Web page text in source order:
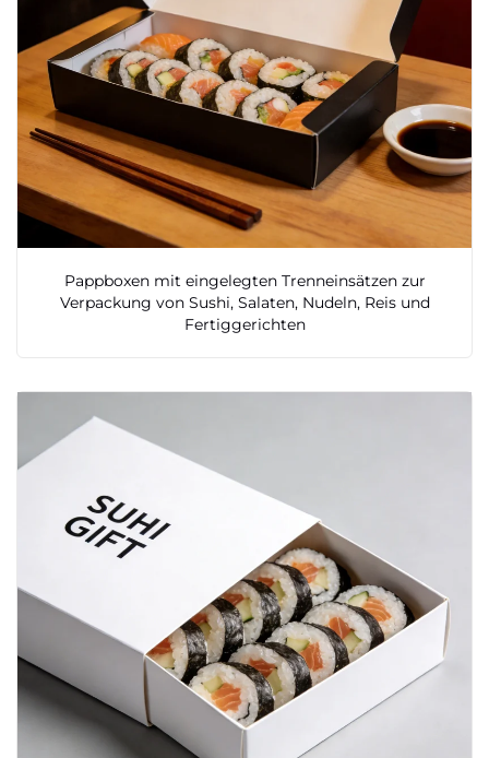
Pappboxen mit eingelegten Trenneinsätzen zur
Verpackung von Sushi, Salaten, Nudeln, Reis und
Fertiggerichten